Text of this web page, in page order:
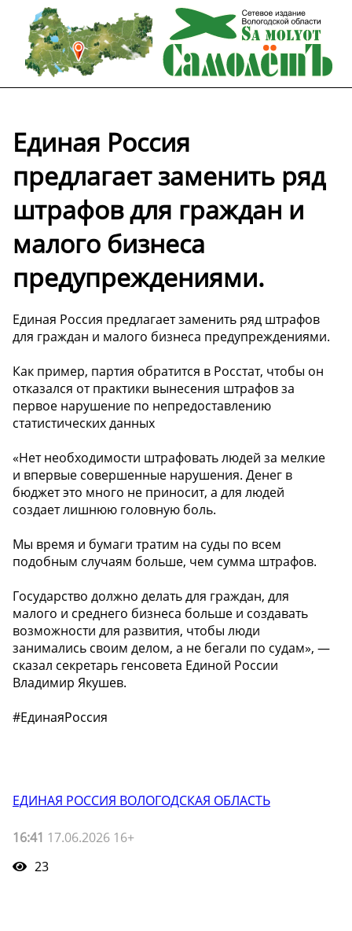
Единая Россия
предлагает заменить ряд
штрафов для граждан и
малого бизнеса
предупреждениями.
Единая Россия предлагает заменить ряд штрафов
для граждан и малого бизнеса предупреждениями.
Как пример, партия обратится в Росстат, чтобы он
отказался от практики вынесения штрафов за
первое нарушение по непредоставлению
статистических данных
«Нет необходимости штрафовать людей за мелкие
и впервые совершенные нарушения. Денег в
бюджет это много не приносит, а для людей
создает лишнюю головную боль.
Мы время и бумаги тратим на суды по всем
подобным случаям больше, чем сумма штрафов.
Государство должно делать для граждан, для
малого и среднего бизнеса больше и создавать
возможности для развития, чтобы люди
занимались своим делом, а не бегали по судам», —
сказал секретарь генсовета Единой России
Владимир Якушев.
#ЕдинаяРоссия
ЕДИНАЯ РОССИЯ ВОЛОГОДСКАЯ ОБЛАСТЬ
16:41 17.06.2026 16+
23